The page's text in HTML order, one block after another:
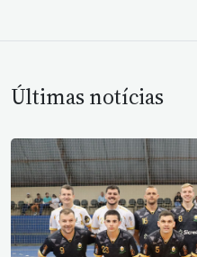
Últimas notícias